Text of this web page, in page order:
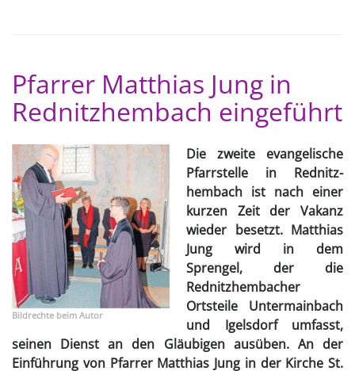
Pfarrer Matthias Jung in
Rednitzhembach eingeführt
Bildrechte beim Autor
Die zweite evangelische
Pfarrstelle in Rednitz­
hembach ist nach einer
kurzen Zeit der Vakanz
wieder besetzt. Matthias
Jung wird in dem
Sprengel, der die
Rednitzhembacher
Ortsteile Unter­mainbach
und Igelsdorf umfasst,
sei­nen Dienst an den Gläubigen aus­üben. An der
Einführung von Pfarrer Matthias Jung in der Kirche St.